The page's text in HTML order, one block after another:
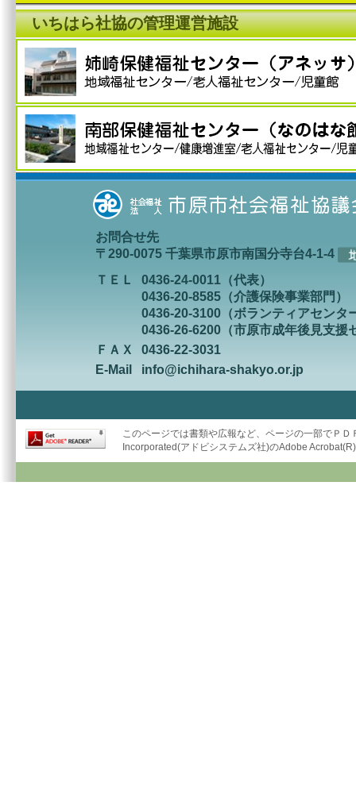
いちはら社協の管理運営施設
お問合せ先
〒290-0075 千葉県市原市南国分寺台4-1-4
ＴＥＬ
0436-24-0011（代表）
0436-20-8585（介護保険事業部門）
0436-20-3100（ボランティアセンタ
0436-26-6200（市原市成年後見支援
ＦＡＸ
0436-22-3031
E-Mail
info@ichihara-shakyo.or.jp
このページでは書類や広報など、ページの一部でＰ
Incorporated(アドビシステムズ社)のAdobe